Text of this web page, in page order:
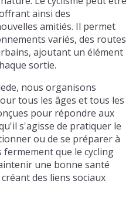
ainsi des
amitiés. Il permet
variés, des routes
ajoutant un élément
sortie.
nous organisons
tous les âges et tous les
pour répondre aux
s'agisse de pratiquer le
ou de se préparer à
que le cycling
une bonne santé
des liens sociaux